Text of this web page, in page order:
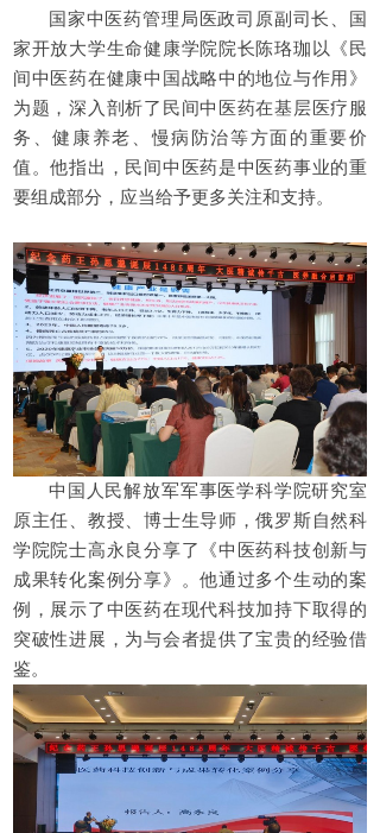
国家中医药管理局医政司原副司长、国
家开放大学生命健康学院院长陈珞珈以《民
间中医药在健康中国战略中的地位与作用》
为题，深入剖析了民间中医药在基层医疗服
务、健康养老、慢病防治等方面的重要价
值。他指出，民间中医药是中医药事业的重
要组成部分，应当给予更多关注和支持。
中国人民解放军军事医学科学院研究室
原主任、教授、博士生导师，俄罗斯自然科
学院院士高永良分享了《中医药科技创新与
成果转化案例分享》。他通过多个生动的案
例，展示了中医药在现代科技加持下取得的
突破性进展，为与会者提供了宝贵的经验借
鉴。